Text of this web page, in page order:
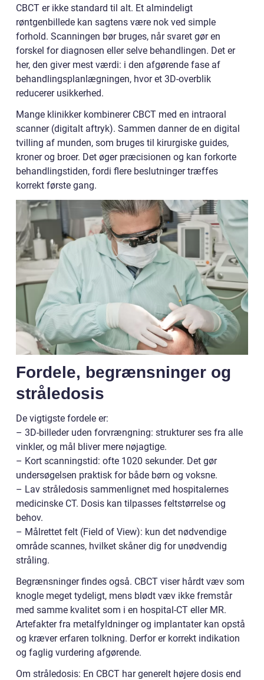
CBCT er ikke standard til alt. Et almindeligt
røntgenbillede kan sagtens være nok ved simple
forhold. Scanningen bør bruges, når svaret gør en
forskel for diagnosen eller selve behandlingen. Det er
her, den giver mest værdi: i den afgørende fase af
behandlingsplanlægningen, hvor et 3D-overblik
reducerer usikkerhed.
Mange klinikker kombinerer CBCT med en intraoral
scanner (digitalt aftryk). Sammen danner de en digital
tvilling af munden, som bruges til kirurgiske guides,
kroner og broer. Det øger præcisionen og kan forkorte
behandlingstiden, fordi flere beslutninger træffes
korrekt første gang.
Fordele, begrænsninger og
stråledosis
De vigtigste fordele er:
– 3D-billeder uden forvrængning: strukturer ses fra alle
vinkler, og mål bliver mere nøjagtige.
– Kort scanningstid: ofte 1020 sekunder. Det gør
undersøgelsen praktisk for både børn og voksne.
– Lav stråledosis sammenlignet med hospitalernes
medicinske CT. Dosis kan tilpasses feltstørrelse og
behov.
– Målrettet felt (Field of View): kun det nødvendige
område scannes, hvilket skåner dig for unødvendig
stråling.
Begrænsninger findes også. CBCT viser hårdt væv som
knogle meget tydeligt, mens blødt væv ikke fremstår
med samme kvalitet som i en hospital-CT eller MR.
Artefakter fra metalfyldninger og implantater kan opstå
og kræver erfaren tolkning. Derfor er korrekt indikation
og faglig vurdering afgørende.
Om stråledosis: En CBCT har generelt højere dosis end